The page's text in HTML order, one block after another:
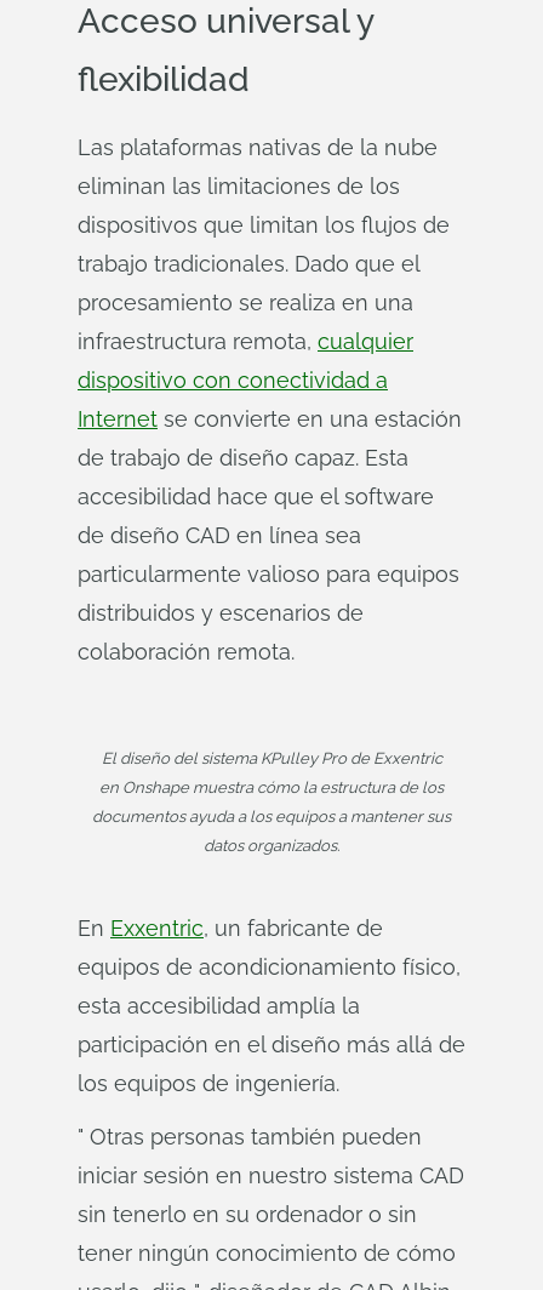
Acceso universal y
flexibilidad
Las plataformas nativas de la nube
eliminan las limitaciones de los
dispositivos que limitan los flujos de
trabajo tradicionales. Dado que el
procesamiento se realiza en una
infraestructura remota, cualquier
dispositivo con conectividad a
Internet se convierte en una estación
de trabajo de diseño capaz. Esta
accesibilidad hace que el software
de diseño CAD en línea sea
particularmente valioso para equipos
distribuidos y escenarios de
colaboración remota.
El diseño del sistema KPulley Pro de Exxentric
en Onshape muestra cómo la estructura de los
documentos ayuda a los equipos a mantener sus
datos organizados.
En Exxentric, un fabricante de
equipos de acondicionamiento físico,
esta accesibilidad amplía la
participación en el diseño más allá de
los equipos de ingeniería.
" Otras personas también pueden
iniciar sesión en nuestro sistema CAD
sin tenerlo en su ordenador o sin
tener ningún conocimiento de cómo